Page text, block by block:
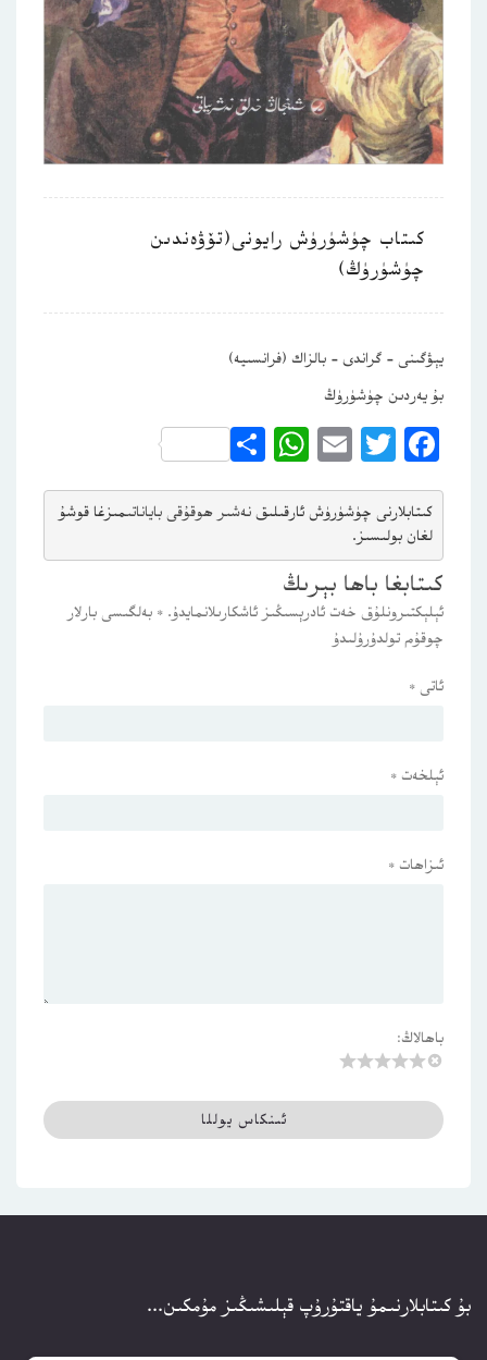
كىتاب چۈشۈرۈش رايونى(تۆۋەندىن
چۈشۈرۈڭ)
يېۋگىنى – گراندى – بالزاك (فرانسىيە)
بۇ يەردىن چۈشۈرۈڭ
Facebook
Twitter
Email
WhatsApp
Share
كىتابلارنى چۈشۈرۈش ئارقىلىق نەشىر ھوقۇقى باياناتىمىزغا قوشۇ
لغان بولىسىز.
كىتابغا باھا بېرىڭ
ئېلېكتىرونلۇق خەت ئادرېسىڭىز ئاشكارىلانمايدۇ. * بەلگىسى بارلار
چوقۇم تولدۇرۇلىدۇ
ئاتى *
ئېلخەت *
ئىزاھات *
باھالاڭ:
بۇ كىتابلارنىمۇ ياقتۇرۇپ قېلىشىڭىز مۇمكىن...